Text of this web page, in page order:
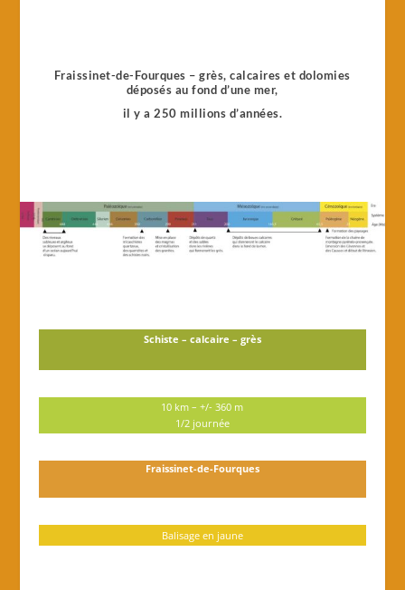
Fraissinet-de-Fourques – grès, calcaires et dolomies
déposés au fond d’une mer,
il y a 250 millions d’années.
Schiste – calcaire – grès
10 km – +/- 360 m
1/2 journée
Fraissinet-de-Fourques
Balisage en jaune